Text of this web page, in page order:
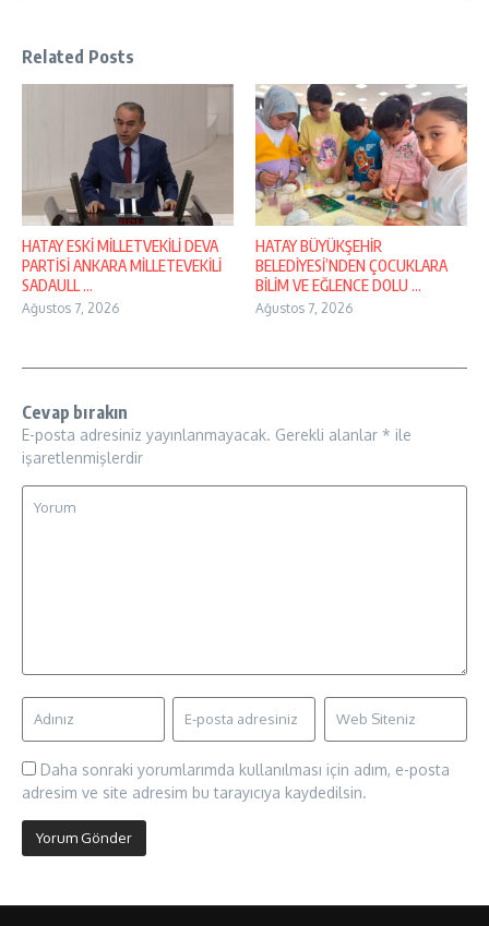
Related Posts
HATAY ESKİ MİLLETVEKİLİ DEVA
PARTİSİ ANKARA MİLLETEVEKİLİ
SADAULL ...
Ağustos 7, 2026
HATAY BÜYÜKŞEHİR
BELEDİYESİ’NDEN ÇOCUKLARA
BİLİM VE EĞLENCE DOLU ...
Ağustos 7, 2026
Cevap bırakın
E-posta adresiniz yayınlanmayacak. Gerekli alanlar * ile
işaretlenmişlerdir
Daha sonraki yorumlarımda kullanılması için adım, e-posta
adresim ve site adresim bu tarayıcıya kaydedilsin.